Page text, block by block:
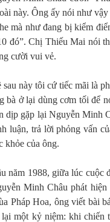
này. Ông ấy nói như
mà như đang bị kiểm
đó”. Chị Thiếu Mai nói
cười vui vẻ.
sau này tôi cứ tiếc mãi là
bà ở lại dùng cơm tối để
dịp gặp lại Nguyễn Minh
luận, trả lời phỏng vấn
khỏe của ông.
năm 1988, giữa lúc cuộc
Minh Châu phát
Pháp Hoa, ông viết bài
lại một kỷ niệm: khi chiến